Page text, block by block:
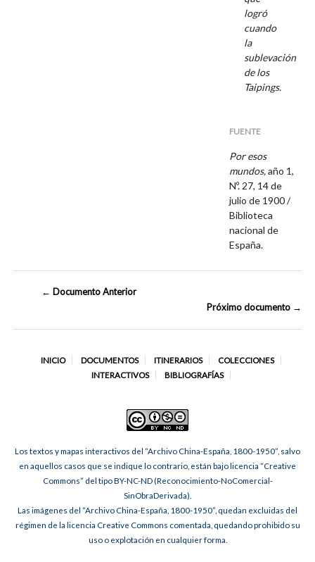
logró
cuando
la
sublevación
de los
Taipings.
FUENTE
Por esos
mundos,año 1,
Nº. 27, 14 de
julio de 1900 /
Biblioteca
nacional de
España.
← Documento Anterior
Próximo documento →
INICIO DOCUMENTOS ITINERARIOS
COLECCIONES
INTERACTIVOS
BIBLIOGRAFÍAS
Los textos y mapas interactivos del “Archivo China-España, 1800-1950”, salvo
en aquellos casos que se indique lo contrario, están bajo licencia “Creative
Commons” del tipo BY-NC-ND (Reconocimiento-NoComercial-
SinObraDerivada).
Las imágenes del “Archivo China-España, 1800-1950”, quedan excluidas del
régimen de la licencia Creative Commons comentada, quedando prohibido su
uso o explotación en cualquier forma.